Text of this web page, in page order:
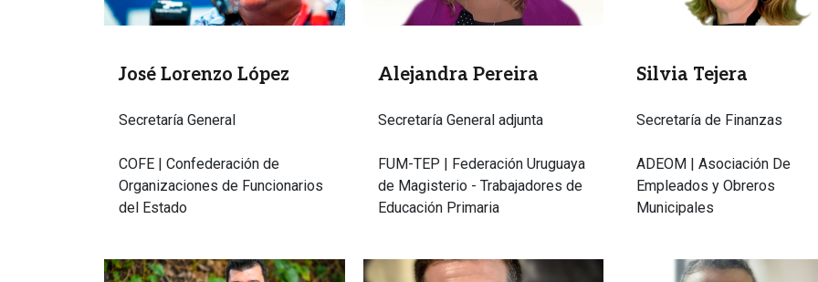
José Lorenzo López
Secretaría General
COFE | Confederación de
Organizaciones de Funcionarios
del Estado
Alejandra Pereira
Secretaría General adjunta
FUM-TEP | Federación Uruguaya
de Magisterio - Trabajadores de
Educación Primaria
Silvia Tejera
Secretaría de Finanzas
ADEOM | Asociación De
Empleados y Obreros
Municipales
Imagen Imagen